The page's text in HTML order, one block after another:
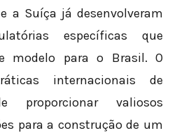
a Suíça já desenvolveram
específicas que
modelo para o Brasil. O
internacionais de
proporcionar valiosos
para a construção de um